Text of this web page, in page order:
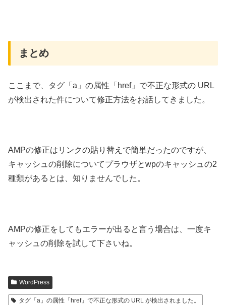
まとめ
ここまで、タグ「a」の属性「href」で不正な形式の URL
が検出された件について修正方法をお話してきました。
AMPの修正はリンクの貼り替えで簡単だったのですが、
キャッシュの削除についてプラウザとwpのキャッシュの2
種類があるとは、知りませんでした。
AMPの修正をしてもエラーが出ると言う場合は、一度キ
ャッシュの削除を試して下さいね。
WordPress
タグ「a」の属性「href」で不正な形式の URL が検出されました。